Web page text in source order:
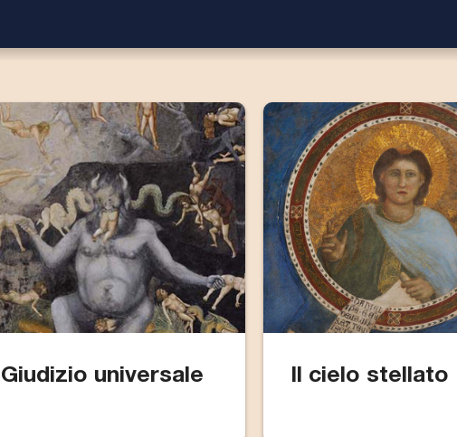
Giudizio universale Il cielo stellato